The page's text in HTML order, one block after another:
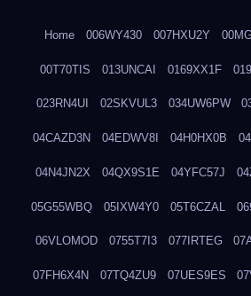
Home 006WY430 007HXU2Y
00T70TIS 013UNCAI 0169XX1F
023RN4UI 02SKVUL3 034UW6PW
04CAZD3N 04EDWV8I 04H0HX0B
04N4JN2X 04QX9S1E 04YFC57J
05G55WBQ 05IXW4Y0 05T6CZAL
06VLOMOD 0755T7I3 077IRTEG
07FH6X4N 07TQ4ZU9 07UES9ES